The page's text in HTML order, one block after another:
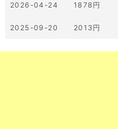
2026-04-24 1878円
2025-09-20 2013円